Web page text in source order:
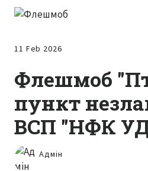
11 Feb 2026
Флешмоб
пункт
ВСП "НФК
Адмін